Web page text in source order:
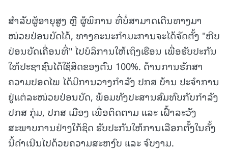
ສໍາລັບຜູ້ອາຍຸສູງ ຫຼື ຜູ້ພິການ ທີ່ບໍ່ສາມາດເດີນທາງມາ
ໜ່ວຍປ່ອນບັດໄດ້, ທາງຄະນະກຳມະການຈະໄດ້ຈັດຕັ້ງ "ຫີບ
ປ່ອນບັດເຄື່ອນທີ່" ໄປບໍລິການໃຫ້ເຖິງເຮືອນ ເພື່ອຮັບປະກັນ
ໃຫ້ປະຊາຊົນໄດ້ໃຊ້ສິດຂອງຕົນ 100%. ດ້ານການຮັກສາ
ຄວາມປອດໄພ ໄດ້ມີການວາງກຳລັງ ປກສ ບ້ານ ປະຈຳການ
ຢູ່ແຕ່ລະໜ່ວຍປ່ອນບັດ, ພ້ອມທັງປະສານສົມທົບກັບກຳລັງ
ປກສ ກຸ່ມ, ປກສ ເມືອງ ເພື່ອຕິດຕາມ ແລະ ເຝົ້າລະວັງ
ສະພາບການຢ່າງໃກ້ຊິດ ຮັບປະກັນໃຫ້ການເລືອກຕັ້ງໃນຄັ້ງ
ນີ້ດຳເນີນໄປດ້ວຍຄວາມສະຫງົບ ແລະ ຈົບງາມ.